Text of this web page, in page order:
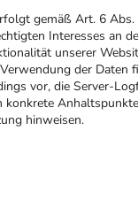
gemäß Art. 6
Interesses an
unserer
der Daten
vor, die Server-
konkrete
hinweisen.